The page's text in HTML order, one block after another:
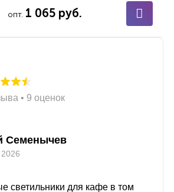
опт. 1 065 руб.
• 9 оценок
Семенычев
светильники для кафе в том